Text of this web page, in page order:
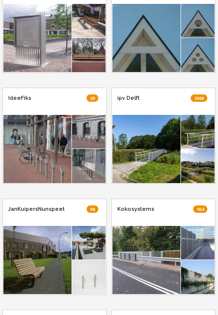
29
IdeeFiks 2500
ipv Delft
98
JanKuipersNunspeet 164
Kokosystems